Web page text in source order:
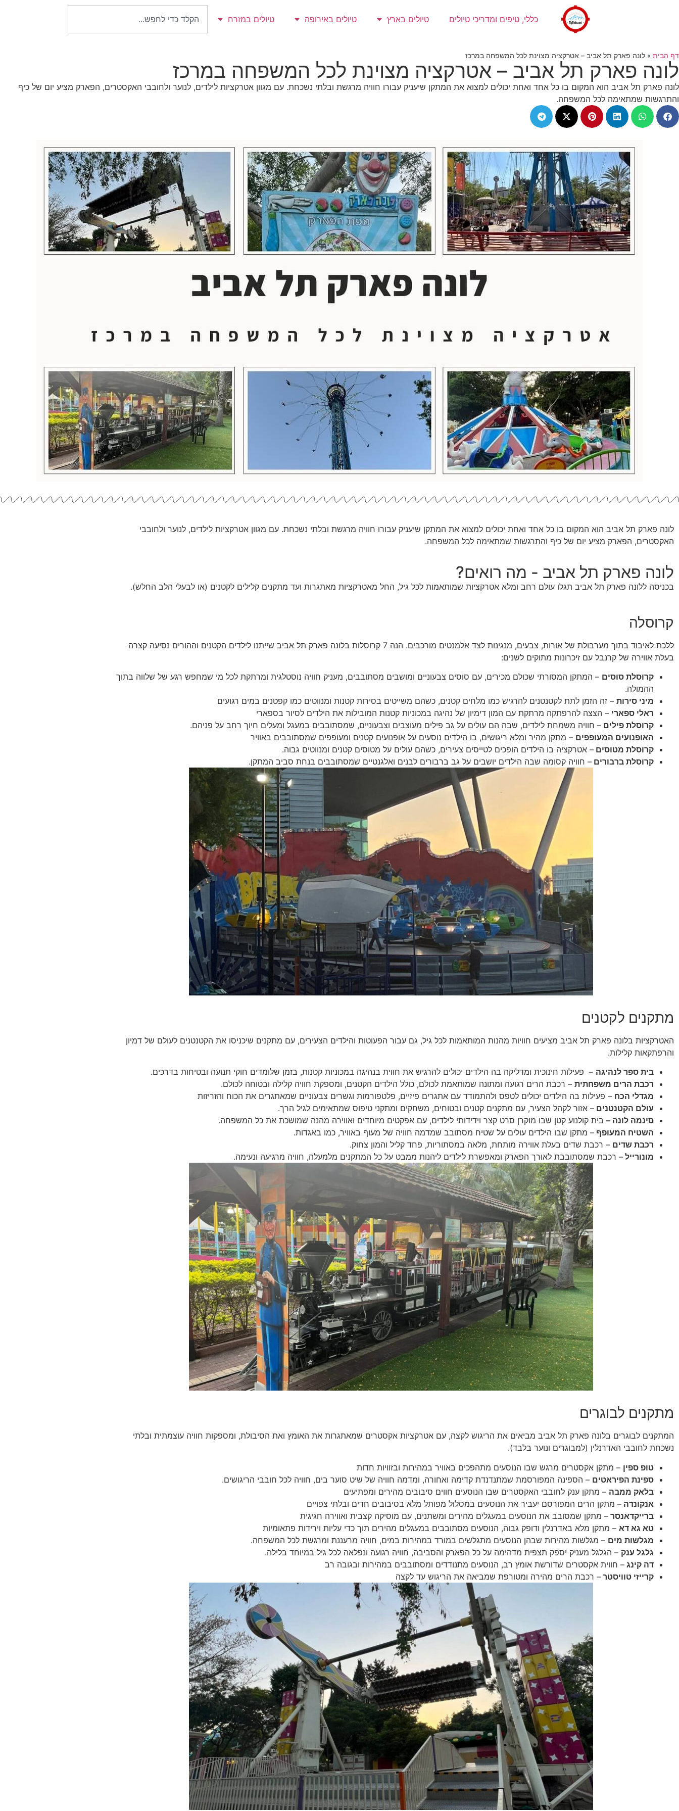
כללי, טיפים ומדריכי טיולים טיולים בארץ טיולים באירופה טיולים במזרח
דף הבית » לונה פארק תל אביב – אטרקציה מצוינת לכל המשפחה במרכז
לונה פארק תל אביב – אטרקציה מצוינת לכל המשפחה במרכז
לונה פארק תל אביב הוא המקום בו כל אחד ואחת יכולים למצוא את המתקן שיעניק עבורו חוויה מרגשת ובלתי נשכחת. עם מגוון אטרקציות לילדים, לנוער ולחובבי האקסטרים, הפארק מציע יום של כיף
והתרגשות שמתאימה לכל המשפחה.
לונה פארק תל אביב הוא המקום בו כל אחד ואחת יכולים למצוא את המתקן שיעניק עבורו חוויה מרגשת ובלתי נשכחת. עם מגוון אטרקציות לילדים, לנוער ולחובבי
האקסטרים, הפארק מציע יום של כיף והתרגשות שמתאימה לכל המשפחה.
לונה פארק תל אביב - מה רואים?
בכניסה ללונה פארק תל אביב תגלו עולם רחב ומלא אטרקציות שמותאמות לכל גיל, החל מאטרקציות מאתגרות ועד מתקנים קלילים לקטנים (או לבעלי הלב החלש).
קרוסלה
ללכת לאיבוד בתוך מערבולת של אורות, צבעים, מנגינות לצד אלמנטים מורכבים. הנה 7 קרוסלות בלונה פארק תל אביב שייתנו לילדים הקטנים וההורים נסיעה קצרה
בעלת אווירה של קרנבל עם זיכרונות מתוקים לשנים:
קרוסלת סוסים – המתקן המסורתי שכולם מכירים, עם סוסים צבעוניים ומושבים מסתובבים, מעניק חוויה נוסטלגית ומרתקת לכל מי שמחפש רגע של שלווה בתוך
ההמולה.
מיני סירות – זה הזמן לתת לקטנטנים להרגיש כמו מלחים קטנים, כשהם משייטים בסירות קטנות ומנווטים כמו קפטנים במים רגועים
ראלי ספארי – הצצה להרפתקה מרתקת עם המון דימיון של נהיגה במכוניות קטנות המובילות את הילדים לסיור בספארי
קרוסלת פילים – חוויה משמחת לילדים, שבה הם עולים על גב פילים מעוצבים וצבעוניים, שמסתובבים במעגל ומעלים חיוך רחב על פניהם.
האופנועים המעופפים – מתקן מהיר ומלא ריגושים, בו הילדים נוסעים על אופנועים קטנים ומעופפים שמסתובבים באוויר
קרוסלת מטוסים – אטרקציה בו הילדים הופכים לטייסים צעירים, כשהם עולים על מטוסים קטנים ומנווטים גבוה.
קרוסלת ברבורים – חוויה קסומה שבה הילדים יושבים על גב ברבורים לבנים ואלגנטיים שמסתובבים בנחת סביב המתקן.
מתקנים לקטנים
האטרקציות בלונה פארק תל אביב מציעים חוויות מהנות המותאמות לכל גיל, גם עבור הפעוטות והילדים הצעירים, עם מתקנים שיכניסו את הקטנטנים לעולם של דמיון
והרפתקאות קלילות.
בית ספר לנהיגה – פעילות חינוכית ומדליקה בה הילדים יכולים להרגיש את חווית בנהיגה במכוניות קטנות, בזמן שלומדים חוקי תנועה ובטיחות בדרכים.
רכבת הרים משפחתית – רכבת הרים רגועה ומתונה שמותאמת לכולם, כולל הילדים הקטנים, ומספקת חוויה קלילה ובטוחה לכולם.
מגדלי הכח – פעילות בה הילדים יכולים לטפס ולהתמודד עם אתגרים פיזיים, פלטפורמות וגשרים צבעוניים שמאתגרים את הכוח והזריזות
עולם הקטנטנים – אזור לקהל הצעיר, עם מתקנים קטנים ובטוחים, משחקים ומתקני טיפוס שמתאימים לגיל הרך.
סינמה לונה – בית קולנוע קטן שבו מוקרן סרט קצר וידידותי לילדים, עם אפקטים מיוחדים ואווירה מהנה שמושכת את כל המשפחה.
השטיח המעופף – מתקן שבו הילדים עולים על שטיח מסתובב שמדמה חוויה של מעוף באוויר, כמו באגדות.
רכבת שדים – רכבת שדים בעלת אווירה מותחת, מלאה במסתוריות, פחד קליל והמון צחוק.
מונורייל – רכבת שמסתובבת לאורך הפארק ומאפשרת לילדים ליהנות ממבט על כל המתקנים מלמעלה, חוויה מרגיעה ונעימה.
מתקנים לבוגרים
המתקנים לבוגרים בלונה פארק תל אביב מביאים את הריגוש לקצה, עם אטרקציות אקסטרים שמאתגרות את האומץ ואת הסיבולת, ומספקות חוויה עוצמתית ובלתי
נשכחת לחובבי האדרנלין (למבוגרים ונוער בלבד).
טופ ספין – מתקן אקסטרים מרגש שבו הנוסעים מתהפכים באוויר במהירות ובזוויות חדות
ספינת הפיראטים – הספינה המפורסמת שמתנדנדת קדימה ואחורה, ומדמה חוויה של שיט סוער בים, חוויה לכל חובבי הריגושים.
בלאק ממבה – מתקן ענק לחובבי האקסטרים שבו הנוסעים חווים סיבובים מהירים ומפתיעים
אנקונדה – מתקן הרים המפורסם יעביר את הנוסעים במסלול מפותל מלא בסיבובים חדים ובלתי צפויים
ברייקדאנסר – מתקן שמסובב את הנוסעים במעגלים מהירים ומשתנים, עם מוסיקה קצבית ואווירה חגיגית
טא גא דא – מתקן מלא באדרנלין ודופק גבוה, הנוסעים מסתובבים במעגלים מהירים תוך כדי עליות וירידות פתאומיות
מגלשות מים – מגלשות מהירות שבהן הנוסעים מתגלשים במורד במהירות במים, חוויה מרעננת ומרגשת לכל המשפחה.
גלגל ענק – הגלגל מעניק יספק תצפית מדהימה על כל הפארק והסביבה, חוויה רגועה ונפלאה לכל גיל במיוחד בלילה.
דה קינג – חווית אקסטרים שדורשת אומץ רב, הנוסעים מתנודדים ומסתובבים במהירות ובגובה רב
קרייזי טוויסטר – רכבת הרים מהירה ומטורפת שמביאה את הריגוש עד לקצה